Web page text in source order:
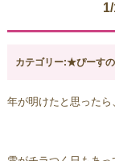
カテゴリー:★ぴーす
年が明けたと思ったら